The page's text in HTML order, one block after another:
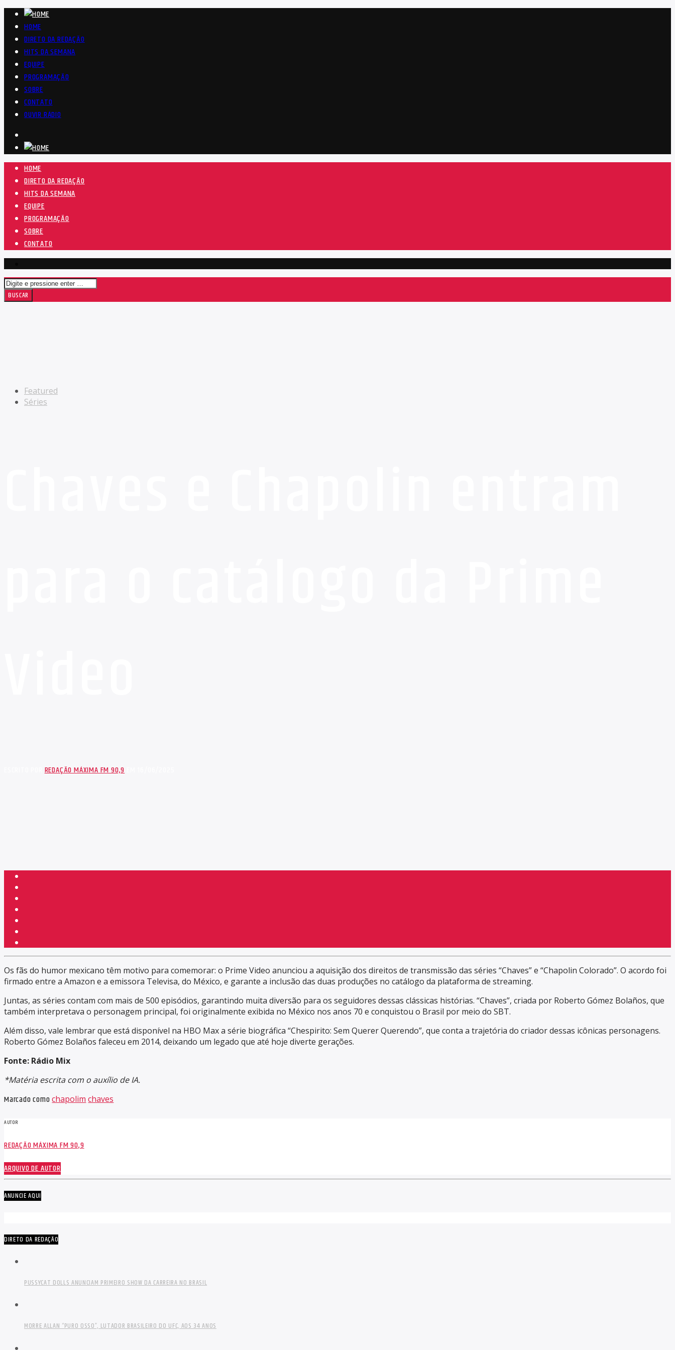
HOME
DIRETO DA REDAÇÃO
HITS DA SEMANA
EQUIPE
PROGRAMAÇÃO
SOBRE
CONTATO
OUVIR RÁDIO
HOME
DIRETO DA REDAÇÃO
HITS DA SEMANA
EQUIPE
PROGRAMAÇÃO
SOBRE
CONTATO
Featured
Séries
ESCRITO PORREDAÇÃO MÁXIMA FM 90,9EM 16/06/2025
Os fãs do humor mexicano têm motivo para comemorar: o Prime Video anunciou a aquisição dos direitos de transmissão das séries “Chaves” e “Chapolin Colorado”. O acordo foi
firmado entre a Amazon e a emissora Televisa, do México, e garante a inclusão das duas produções no catálogo da plataforma de streaming.
Juntas, as séries contam com mais de 500 episódios, garantindo muita diversão para os seguidores dessas clássicas histórias. “Chaves”, criada por Roberto Gómez Bolaños, que
também interpretava o personagem principal, foi originalmente exibida no México nos anos 70 e conquistou o Brasil por meio do SBT.
Além disso, vale lembrar que está disponível na HBO Max a série biográfica “Chespirito: Sem Querer Querendo”, que conta a trajetória do criador dessas icônicas personagens.
Roberto Gómez Bolaños faleceu em 2014, deixando um legado que até hoje diverte gerações.
Fonte: Rádio Mix
*Matéria escrita com o auxílio de IA.
Marcado comochapolim chaves
AUTOR
REDAÇÃO MÁXIMA FM 90,9
ARQUIVO DE AUTOR
ANUNCIE AQUI
DIRETO DA REDAÇÃO
PUSSYCAT DOLLS ANUNCIAM PRIMEIRO SHOW DA CARREIRA NO BRASIL
MORRE ALLAN “PURO OSSO”, LUTADOR BRASILEIRO DO UFC, AOS 34 ANOS